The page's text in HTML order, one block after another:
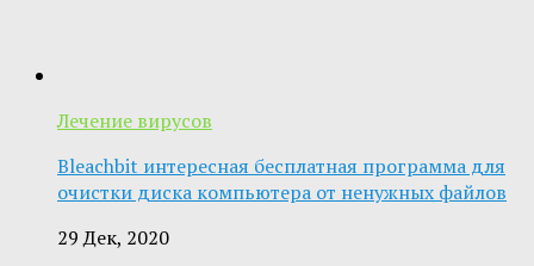
Лечение вирусов
Bleachbit интересная бесплатная программа для
очистки диска компьютера от ненужных файлов
29 Дек, 2020